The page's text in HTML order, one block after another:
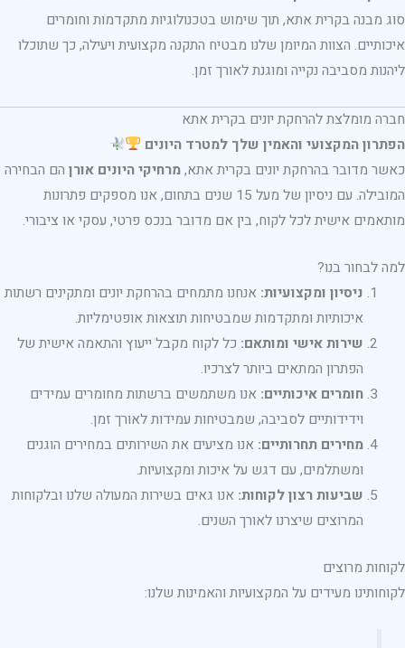
סוג מבנה בקרית אתא, תוך שימוש בטכנולוגיות מתקדמות וחומרים
איכותיים. הצוות המיומן שלנו מבטיח התקנה מקצועית ויעילה, כך שתוכלו
ליהנות מסביבה נקייה ומוגנת לאורך זמן.
חברה מומלצת להרחקת יונים בקרית אתא
הפתרון המקצועי והאמין שלך למטרד היונים
כאשר מדובר בהרחקת יונים בקרית אתא,מרחיקי היונים אורן הם הבחירה
המובילה. עם ניסיון של מעל 15 שנים בתחום, אנו מספקים פתרונות
מותאמים אישית לכל לקוח, בין אם מדובר בנכס פרטי, עסקי או ציבורי.
למה לבחור בנו?
ניסיון ומקצועיות: אנחנו מתמחים בהרחקת יונים ומתקינים רשתות
איכותיות ומתקדמות שמבטיחות תוצאות אופטימליות.
שירות אישי ומותאם: כל לקוח מקבל ייעוץ והתאמה אישית של
הפתרון המתאים ביותר לצרכיו.
חומרים איכותיים: אנו משתמשים ברשתות מחומרים עמידים
וידידותיים לסביבה, שמבטיחות עמידות לאורך זמן.
מחירים תחרותיים: אנו מציעים את השירותים במחירים הוגנים
ומשתלמים, עם דגש על איכות ומקצועיות.
שביעות רצון לקוחות: אנו גאים בשירות המעולה שלנו ובלקוחות
המרוצים שיצרנו לאורך השנים.
לקוחות מרוצים
לקוחותינו מעידים על המקצועיות והאמינות שלנו: